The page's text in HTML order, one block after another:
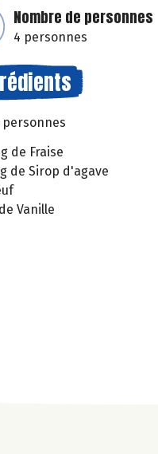
Nombre de personnes
4 personnes
personnes
de Fraise
de Sirop d'agave
Vanille